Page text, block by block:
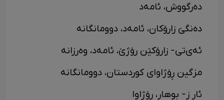
دەرگووش، ئامەد
دەنگێ زارۆکان، ئامەد، دوومانگانە
ئەی‌تی- زارۆکێن رۆژێ، ئامەد، وەرزانە
مزگین ڕۆژاوای کوردستان، دوومانگانە
ئاڕ ز- بوهار، ڕۆژاوا